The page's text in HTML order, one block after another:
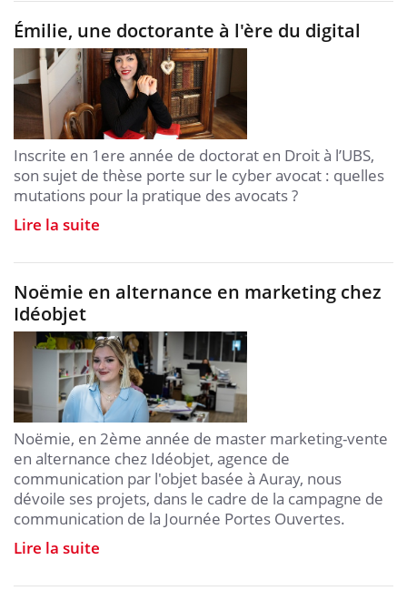
Émilie, une doctorante à l'ère du digital
Inscrite en 1ere année de doctorat en Droit à l’UBS,
son sujet de thèse porte sur le cyber avocat : quelles
mutations pour la pratique des avocats ?
Lire la suite
Noëmie en alternance en marketing chez
Idéobjet
Noëmie, en 2ème année de master marketing-vente
en alternance chez Idéobjet, agence de
communication par l'objet basée à Auray, nous
dévoile ses projets, dans le cadre de la campagne de
communication de la Journée Portes Ouvertes.
Lire la suite